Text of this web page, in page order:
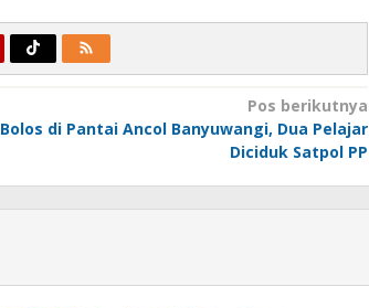
Pos berikutnya
Bolos di Pantai Ancol Banyuwangi, Dua Pelajar
Diciduk Satpol PP